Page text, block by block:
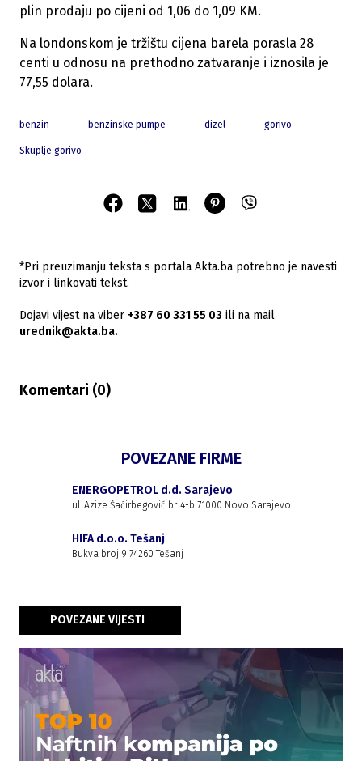
plin prodaju po cijeni od 1,06 do 1,09 KM.
Na londonskom je tržištu cijena barela porasla 28
centi u odnosu na prethodno zatvaranje i iznosila je
77,55 dolara.
benzin benzinske pumpe dizel gorivo
Skuplje gorivo
*Pri preuzimanju teksta s portala Akta.ba potrebno je navesti
izvor i linkovati tekst.
Dojavi vijest na viber +387 60 331 55 03 ili na mail
urednik@akta.ba.
Komentari (0)
POVEZANE FIRME
ENERGOPETROL d.d. Sarajevo
ul. Azize Šaćirbegović br. 4-b 71000 Novo Sarajevo
HIFA d.o.o. Tešanj
Bukva broj 9 74260 Tešanj
POVEZANE VIJESTI